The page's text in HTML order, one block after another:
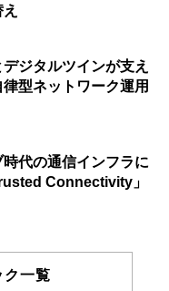
ジタルツインが支え
型ネットワーク運用
代の通信インフラに
Connectivity」
ク一覧